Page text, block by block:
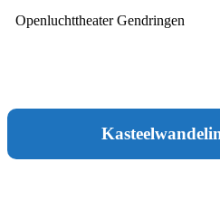
Openluchttheater Gendringen